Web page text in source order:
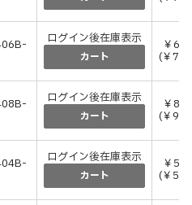
ログイン後在庫表示
カート
￥
(￥
ログイン後在庫表示
カート
￥
(￥
ログイン後在庫表示
カート
￥
(￥